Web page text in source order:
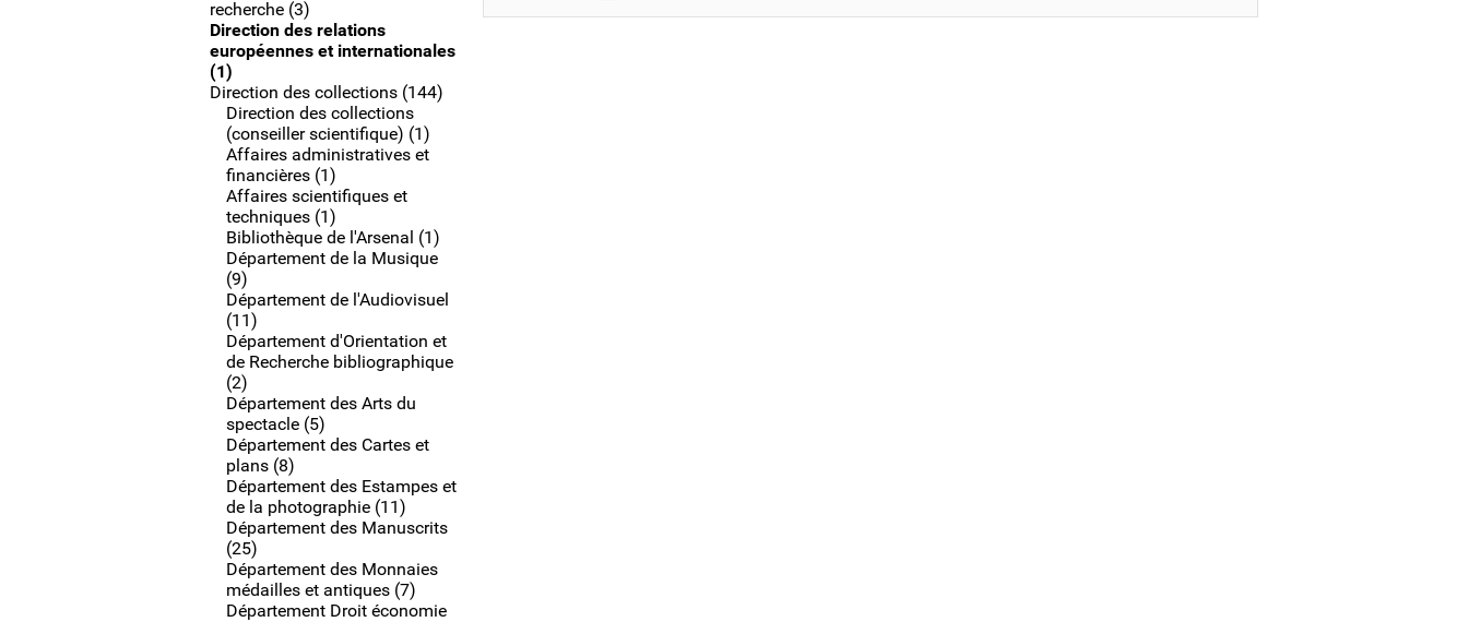
recherche (3)
Direction des relations
européennes et internationales
(1)
Direction des collections (144)
Direction des collections
(conseiller scientifique) (1)
Affaires administratives et
financières (1)
Affaires scientifiques et
techniques (1)
Bibliothèque de l'Arsenal (1)
Département de la Musique
(9)
Département de l'Audiovisuel
(11)
Département d'Orientation et
de Recherche bibliographique
(2)
Département des Arts du
spectacle (5)
Département des Cartes et
plans (8)
Département des Estampes et
de la photographie (11)
Département des Manuscrits
(25)
Département des Monnaies
médailles et antiques (7)
Département Droit économie